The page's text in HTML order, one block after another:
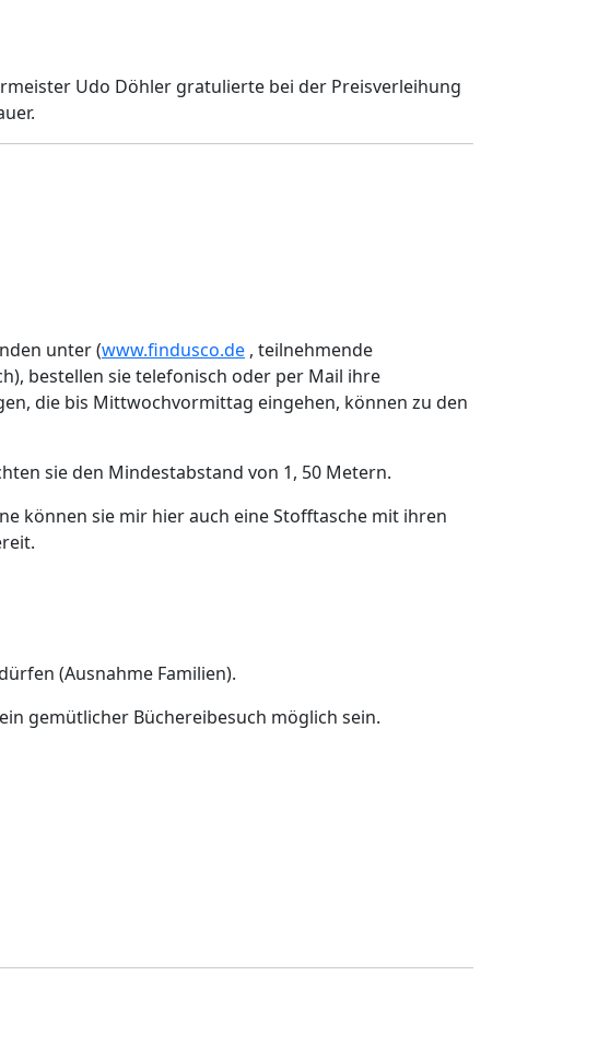
Udo Döhler gratulierte bei der Preisverleihung
unter (www.findusco.de , teilnehmende
bestellen sie telefonisch oder per Mail ihre
die bis Mittwochvormittag eingehen, können zu den
sie den Mindestabstand von 1, 50 Metern.
können sie mir hier auch eine Stofftasche mit ihren
(Ausnahme Familien).
gemütlicher Büchereibesuch möglich sein.